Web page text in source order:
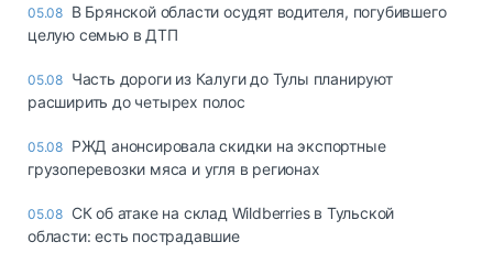
05.08 В Брянской области осудят водителя, погубившего
целую семью в ДТП
05.08 Часть дороги из Калуги до Тулы планируют
расширить до четырех полос
05.08 РЖД анонсировала скидки на экспортные
грузоперевозки мяса и угля в регионах
05.08 СК об атаке на склад Wildberries в Тульской
области: есть пострадавшие